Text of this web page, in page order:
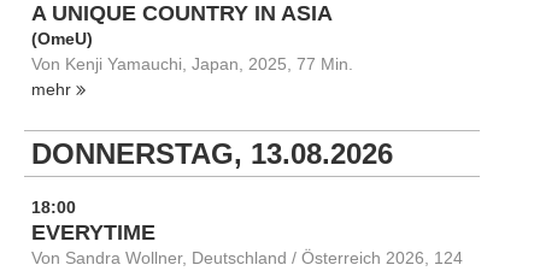
A UNIQUE COUNTRY IN ASIA
(OmeU)
Von Kenji Yamauchi, Japan, 2025, 77 Min.
mehr
DONNERSTAG, 13.08.2026
18:00
EVERYTIME
Von Sandra Wollner, Deutschland / Österreich 2026, 124